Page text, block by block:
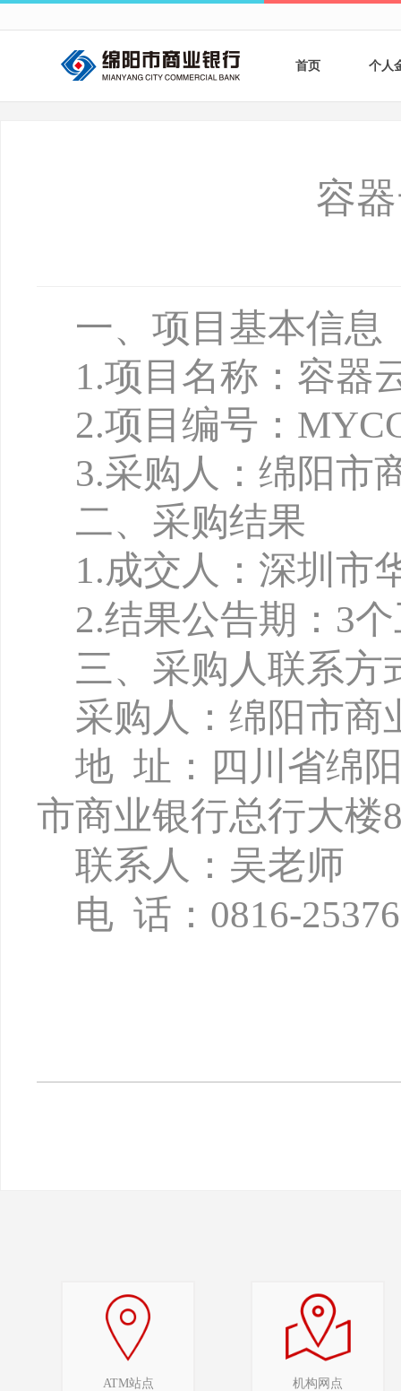
首页 个人
银
容
一、项目基本信息
1.项目名称：容器
2.项目编号：
3.采购人：绵阳市
二、采购结果
1.成交人 ： 深圳市
2.结果公告期： 3
三、采购人联系方
采购人：绵阳市商
地 址：四川省绵
市商业银行总行大楼
联系人：吴老师
电 话： 0816-
ATM站点 机构网点